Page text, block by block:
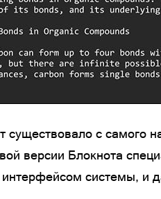
существовало с самого
версии Блокнота
интерфейсом системы,